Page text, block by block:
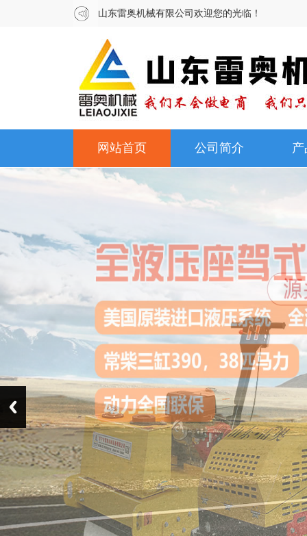
山东雷奥机械有限公司欢迎您的光临！
网站首页 公司简介